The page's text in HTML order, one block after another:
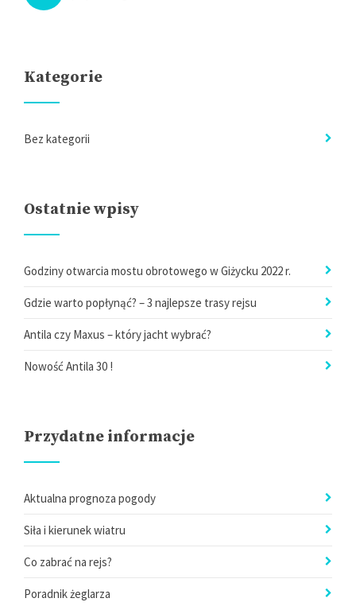
Kategorie
Bez kategorii
Ostatnie wpisy
Godziny otwarcia mostu obrotowego w Giżycku 2022 r.
Gdzie warto popłynąć? – 3 najlepsze trasy rejsu
Antila czy Maxus – który jacht wybrać?
Nowość Antila 30 !
Przydatne informacje
Aktualna prognoza pogody
Siła i kierunek wiatru
Co zabrać na rejs?
Poradnik żeglarza